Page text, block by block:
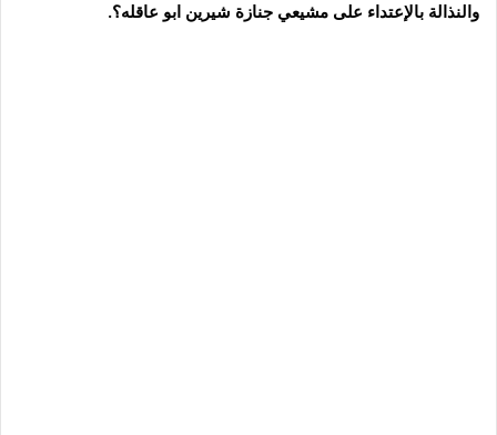
والنذالة بالإعتداء على مشيعي جنازة شيرين ابو عاقله؟.